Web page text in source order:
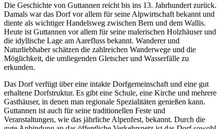
Die Geschichte von Guttannen reicht bis ins 13. Jahrhundert zurück.
Damals war das Dorf vor allem für seine Alpwirtschaft bekannt und
diente als wichtiger Handelsweg zwischen Bern und dem Wallis.
Heute ist Guttannen vor allem für seine malerischen Holzhäuser und
die idyllische Lage am Aarefluss bekannt. Wanderer und
Naturliebhaber schätzen die zahlreichen Wanderwege und die
Möglichkeit, die umliegenden Gletscher und Wasserfälle zu
erkunden.
Das Dorf verfügt über eine intakte Dorfgemeinschaft und eine gut
erhaltene Dorfstruktur. Es gibt eine Schule, eine Kirche und mehrere
Gasthäuser, in denen man regionale Spezialitäten genießen kann.
Guttannen ist auch für seine traditionellen Feste und
Veranstaltungen, wie das jährliche Alpenfest, bekannt. Durch die